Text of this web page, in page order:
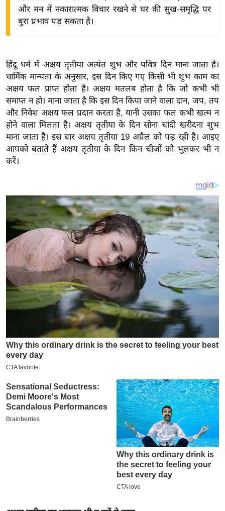
द्यो
त
वि
शे
ष
ज्ञ
रा
य
ब
खे
क्रि
के
ट
I
P
L
2
6
क्रा
म
ई
-
और मन में नकारात्मक विचार रखने से घर की सुख-समृद्धि पर
बुरा प्रभाव पड़ सकता है।
हिंदू धर्म में अक्षय तृतीया अत्यंत शुभ और पवित्र दिन माना जाता है।
धार्मिक मान्यता के अनुसार, इस दिन किए गए किसी भी शुभ काम का
अक्षय फल प्राप्त होता है। अक्षय मतलब होता है कि जो कभी भी
समाप्त न हो। माना जाता है कि इस दिन किया जाने वाला दान, जप, तप
और निवेश अक्षय फल प्रदान करता है, यानी उसका फल कभी खत्म न
होने वाला मिलता है। अक्षय तृतीया के दिन सोना चांदी खरीदना शुभ
माना जाता है। इस बार अक्षय तृतीया 19 अप्रैल को पड़ रही है। आइए
आपको बताते हैं अक्षय तृतीया के दिन किन चीजों को भूलकर भी न
करें।